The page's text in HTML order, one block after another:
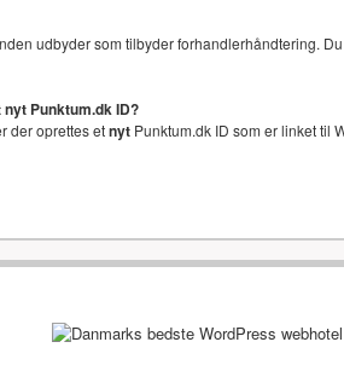
udbyder som tilbyder forhandlerhåndtering.
nyt Punktum.dk ID?
der oprettes etnyt Punktum.dk ID som er linket til